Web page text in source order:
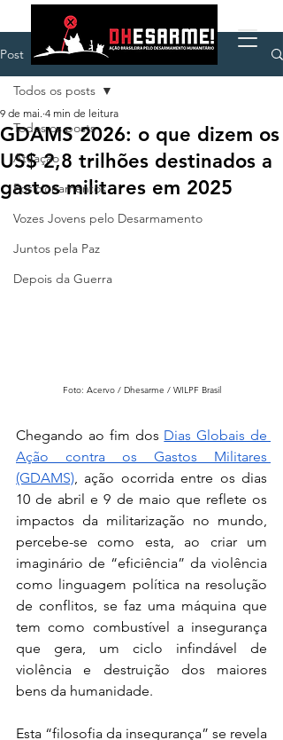
Post
Todos os posts
Atuação
Posicionamentos
Vozes Jovens pelo Desarmamento
Juntos pela Paz
Depois da Guerra
Todos os posts
GDAMS 2026: o que dizem os
US$ 2,8 trilhões destinados a
gastos militares em 2025
9 de mai. 4 min de leitura
Foto: Acervo / Dhesarme / WILPF Brasil
Chegando ao fim dos Dias Globais de
Ação contra os Gastos Militares
(GDAMS), ação ocorrida entre os dias
10 de abril e 9 de maio que reflete os
impactos da militarização no mundo,
percebe-se como esta, ao criar um
imaginário de “eficiência” da violência
como linguagem política na resolução
de conflitos, se faz uma máquina que
tem como combustível a insegurança
que gera, um ciclo infindável de
violência e destruição dos maiores
bens da humanidade.
Esta “filosofia da insegurança” se revela